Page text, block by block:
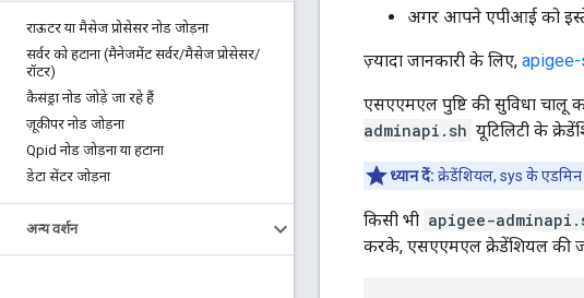
राऊटर या मैसेज प्रोसेसर नोड जोड़ना
सर्वर को हटाना (मैनेजमेंट सर्वर/मैसेज प्रोसेसर/
रॉटर)
कैसंड्रा नोड जोड़े जा रहे हैं
ज़ूकीपर नोड जोड़ना
Qpid नोड जोड़ना या हटाना
डेटा सेंटर जोड़ना
अन्य वर्शन
अगर आपने एपीआई को
ज़्यादा जानकारी के लिए, apigee-
एसएएमएल पुष्टि की सुविधा
adminapi.sh यूटिलिटी के
ध्यान दें: क्रेडेंशियल, sys के एडमिन
किसी भी apigee-
करके, एसएएमएल क्रेडेंशियल की